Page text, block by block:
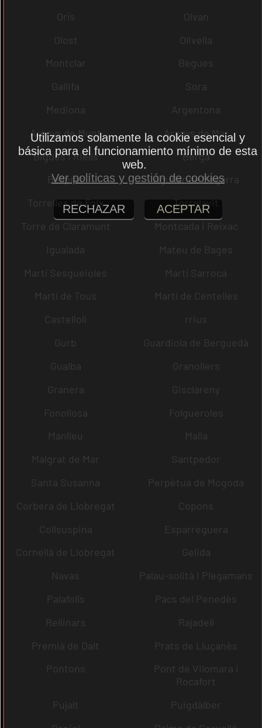
Orís
Olvan
Olost
Olivella
Montclar
Begues
Gallifa
Sora
Mediona
Argentona
Arenys de Munt
Arenys de Mar
Bigues i Riells
Berga
Bellprat
Aguilar de Segarra
Torrelles de Foix
Torrelavit
Torre de Claramunt
Montcada i Reixac
Igualada
Mateu de Bages
Martí Sesgueioles
Martí Sarroca
Martí de Tous
Martí de Centelles
Castellolí
rrius
Gurb
Guardiola de Berguedà
Gualba
Granollers
Granera
Gisclareny
Fonollosa
Folgueroles
Manlleu
Malla
Malgrat de Mar
Santpedor
Santa Susanna
Perpètua de Mogoda
Corbera de Llobregat
Copons
Collsuspina
Esparreguera
Cornellà de Llobregat
Gelida
Navas
Palau-solità i Plegamans
Palafolls
Pacs del Penedès
Rellinars
Rajadell
Premià de Dalt
Prats de Lluçanès
Pontons
Pont de Vilomara i
Rocafort
Pujalt
Puigdàlber
Utilizamos solamente la cookie esencial y
básica para el funcionamiento mínimo de esta
web.
Ver políticas y gestión de cookies
RECHAZAR ACEPTAR